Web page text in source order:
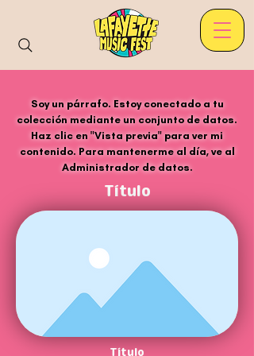
Soy un párrafo. Estoy conectado a tu
colección mediante un conjunto de datos.
Haz clic en "Vista previa" para ver mi
contenido. Para mantenerme al día, ve al
Administrador de datos.
Título
Título